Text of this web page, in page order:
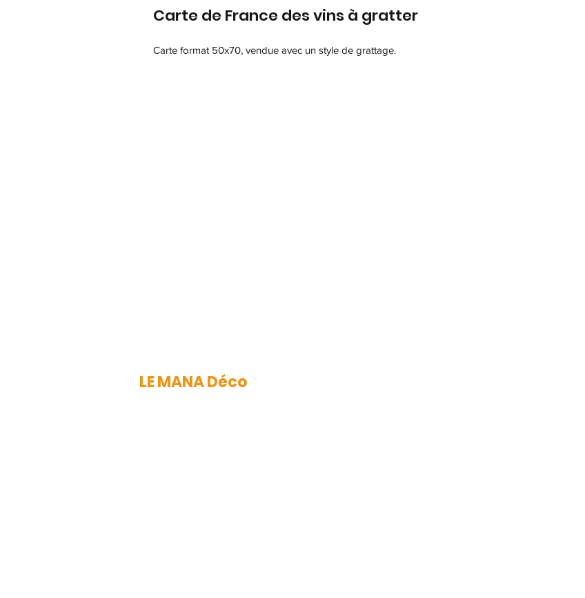
Carte de France des vins à gratter
Carte format 50x70, vendue avec un style de grattage.
LE MANA Déco